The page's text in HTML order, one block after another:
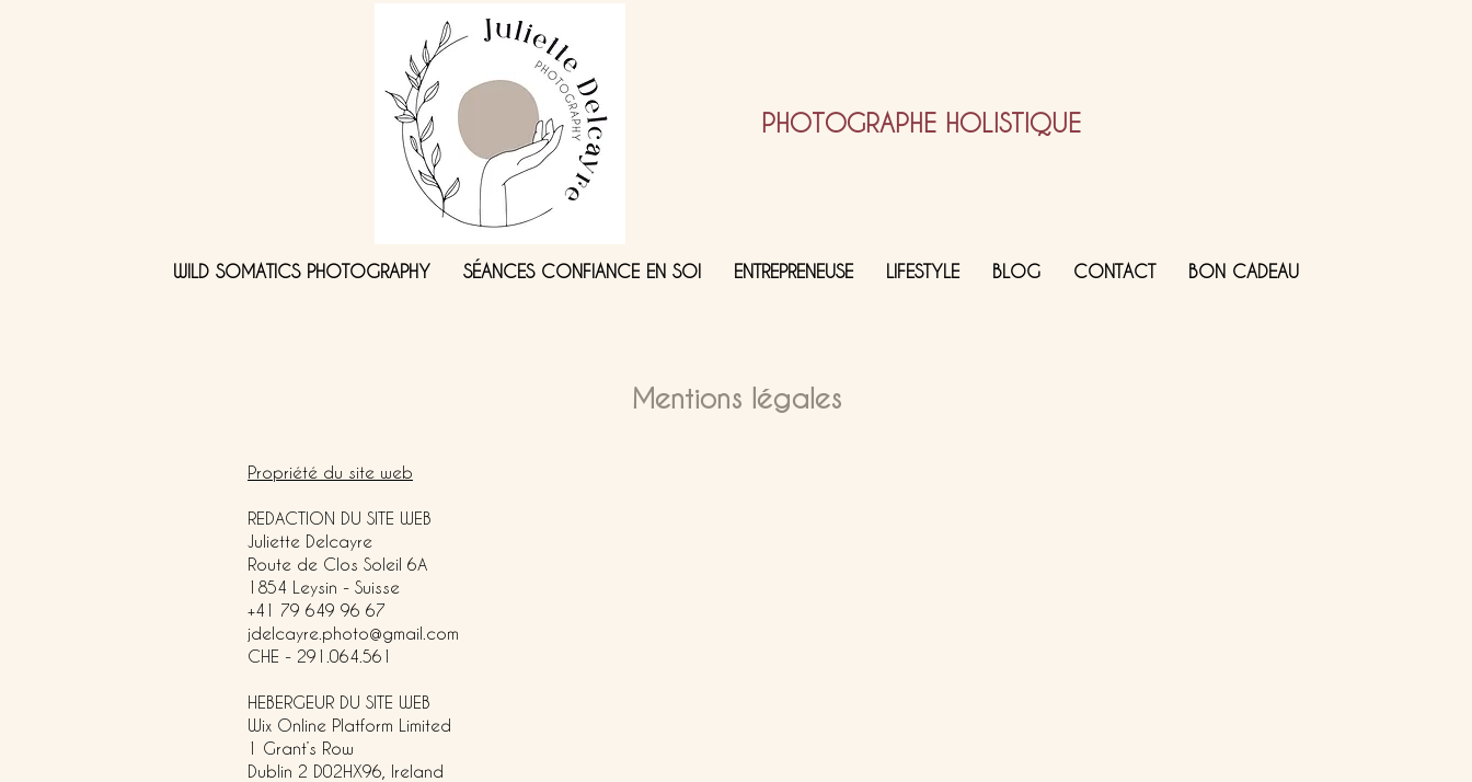
PHOTOGRAPHE HOLISTIQUE
WILD SOMATICS PHOTOGRAPHY SÉANCES CONFIANCE EN SOI ENTREPRENEUSE LIFESTYLE BLOG CONTACT BON CADEAU
Mentions légales
Propriété du site web
REDACTION DU SITE WEB
Juliette Delcayre
Route de Clos Soleil 6A
1854 Leysin - Suisse
+41 79 649 96 67
jdelcayre.photo@gmail.com
CHE - 291.064.561
HEBERGEUR DU SITE WEB
Wix Online Platform Limited
1 Grant’s Row
Dublin 2 D02HX96, Ireland